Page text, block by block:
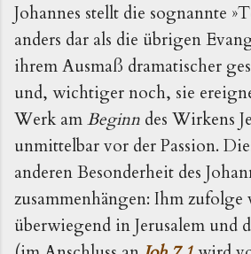
Johannes stellt die sognannte
anders dar als die übrigen
ihrem Ausmaß dramatischer
und, wichtiger noch, sie
Werk amBeginn des Wirkens
unmittelbar vor der Passion.
anderen Besonderheit des
zusammenhängen: Ihm zufolge
überwiegend in Jerusalem und